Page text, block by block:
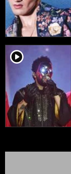
player2